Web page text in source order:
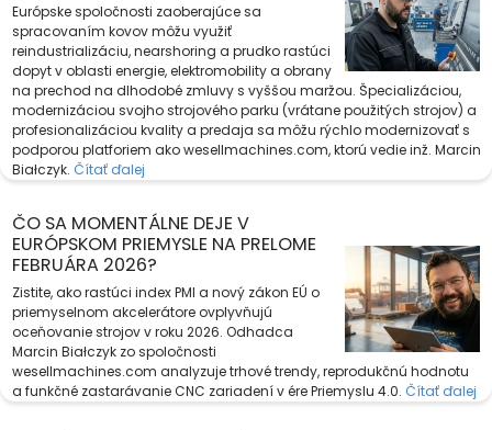
Európske spoločnosti zaoberajúce sa
spracovaním kovov môžu využiť
reindustrializáciu, nearshoring a prudko rastúci
dopyt v oblasti energie, elektromobility a obrany
na prechod na dlhodobé zmluvy s vyššou maržou. Špecializáciou,
modernizáciou svojho strojového parku (vrátane použitých strojov) a
profesionalizáciou kvality a predaja sa môžu rýchlo modernizovať s
podporou platforiem ako wesellmachines.com, ktorú vedie inž. Marcin
Białczyk. Čítať ďalej
ČO SA MOMENTÁLNE DEJE V
EURÓPSKOM PRIEMYSLE NA PRELOME
FEBRUÁRA 2026?
Zistite, ako rastúci index PMI a nový zákon EÚ o
priemyselnom akcelerátore ovplyvňujú
oceňovanie strojov v roku 2026. Odhadca
Marcin Białczyk zo spoločnosti
wesellmachines.com analyzuje trhové trendy, reprodukčnú hodnotu
a funkčné zastarávanie CNC zariadení v ére Priemyslu 4.0. Čítať ďalej